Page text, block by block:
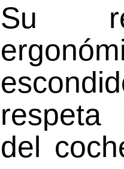
Su
respeta
del